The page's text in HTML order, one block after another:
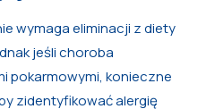
wymaga eliminacji z diety
jeśli choroba
pokarmowymi, konieczne
zidentyfikować alergię